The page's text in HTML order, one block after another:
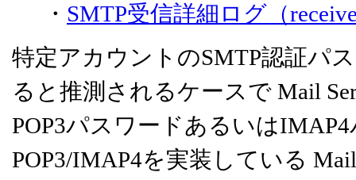
・ SMTP受信詳細ログ（
特定アカウントのSMTP認証パ
ると推測されるケースで Mail
POP3パスワードあるいは
POP3/IMAP4を実装している